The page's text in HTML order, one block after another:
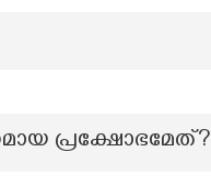
പ്രക്ഷോഭമേത്?